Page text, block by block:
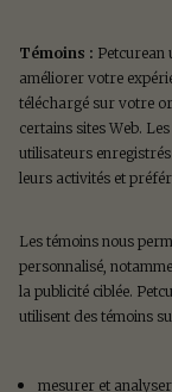
Témoins : Petcurean
améliorer votre
téléchargé sur votre
certains sites Web.
utilisateurs
leurs activités et
Les témoins nous
personnalisé,
la publicité ciblée.
utilisent des témoins
mesurer et